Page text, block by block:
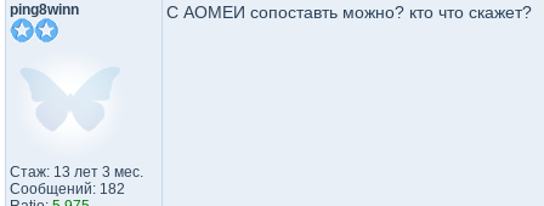
ping8winn
Стаж: 13 лет 3 мес.
Сообщений: 182
С АОМЕИ сопоставть можно? кто что скажет?